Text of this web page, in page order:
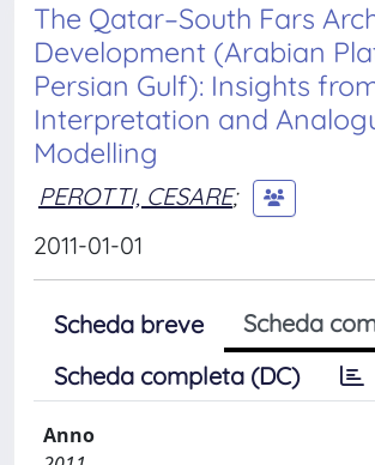
The Qatar–South Fars
Development (Arabian
Persian Gulf): Insights
Interpretation and
Modelling
PEROTTI, CESARE;
2011-01-01
Scheda breve
Scheda
Scheda completa (DC)
Anno